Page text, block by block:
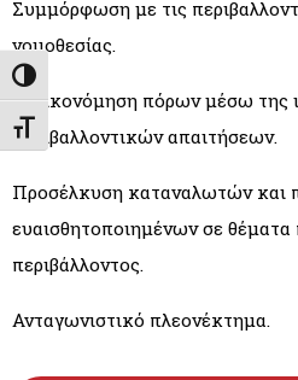
Εναλλαγή Υψηλής Αντίθεσης
Εναλλαγή Μεγέθους Γραμμάτων
Συμμόρφωση με τις
νομοθεσίας.
Εξοικονόμηση πόρων μέσω της
περιβαλλοντικών απαιτήσεων.
Προσέλκυση καταναλωτών και
ευαισθητοποιημένων σε θέματα
περιβάλλοντος.
Ανταγωνιστικό πλεονέκτημα.